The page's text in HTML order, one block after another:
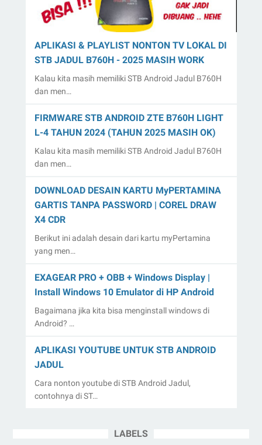
APLIKASI & PLAYLIST NONTON TV LOKAL DI
STB JADUL B760H - 2025 MASIH WORK
Kalau kita masih memiliki STB Android Jadul B760H
dan men…
FIRMWARE STB ANDROID ZTE B760H LIGHT
L-4 TAHUN 2024 (TAHUN 2025 MASIH OK)
Kalau kita masih memiliki STB Android Jadul B760H
dan men…
DOWNLOAD DESAIN KARTU MyPERTAMINA
GARTIS TANPA PASSWORD | COREL DRAW
X4 CDR
Berikut ini adalah desain dari kartu myPertamina
yang men…
EXAGEAR PRO + OBB + Windows Display |
Install Windows 10 Emulator di HP Android
Bagaimana jika kita bisa menginstall windows di
Android? …
APLIKASI YOUTUBE UNTUK STB ANDROID
JADUL
Cara nonton youtube di STB Android Jadul,
contohnya di ST…
LABELS